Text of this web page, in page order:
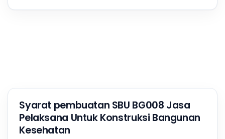
Syarat pembuatan SBU BG008 Jasa
Pelaksana Untuk Konstruksi Bangunan
Kesehatan